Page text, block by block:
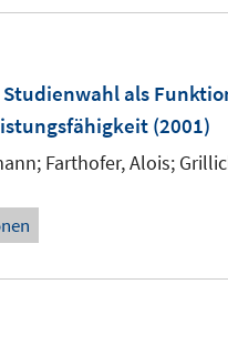
als
(2001)
Farthofer, Alois;